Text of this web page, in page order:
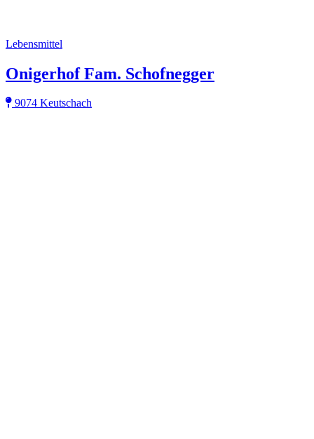
Lebensmittel
Onigerhof Fam. Schofnegger
9074 Keutschach